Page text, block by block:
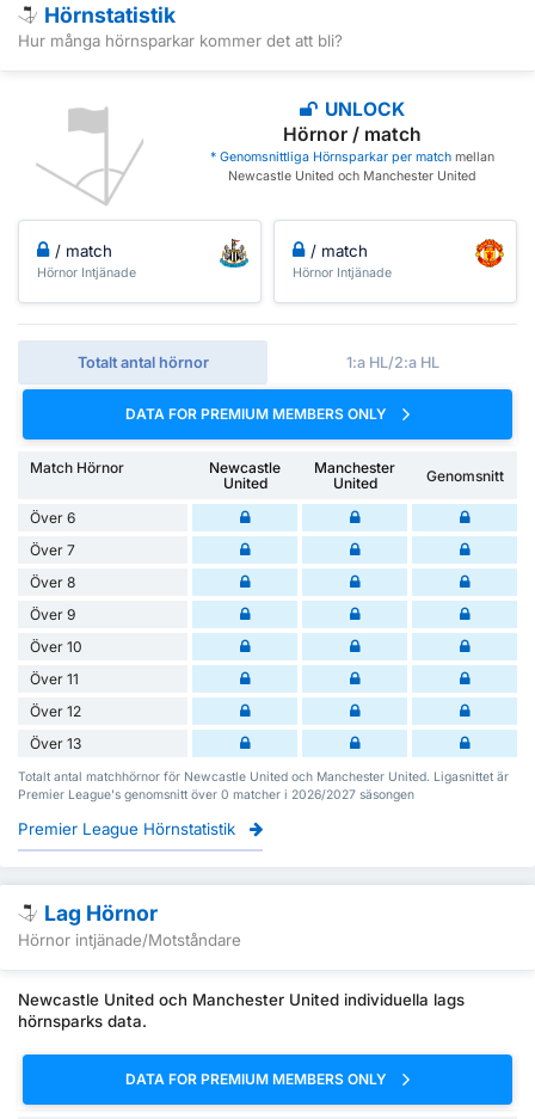
Hörnstatistik
Hur många hörnsparkar kommer det att bli?
UNLOCK
Hörnor / match
* Genomsnittliga Hörnsparkar per match mellan
Newcastle United och Manchester United
/ match
Hörnor Intjänade
/ match
Hörnor Intjänade
Totalt antal hörnor 1:a HL/2:a HL
DATA FOR PREMIUM MEMBERS ONLY
Match Hörnor
Newcastle
United
Manchester
United
Genomsnitt
Över 6
Över 7
Över 8
Över 9
Över 10
Över 11
Över 12
Över 13
Totalt antal matchhörnor för Newcastle United och Manchester United. Ligasnittet är
Premier League's genomsnitt över 0 matcher i 2026/2027 säsongen
Premier League Hörnstatistik
Lag Hörnor
Hörnor intjänade/Motståndare
Newcastle United och Manchester United individuella lags
hörnsparks data.
DATA FOR PREMIUM MEMBERS ONLY